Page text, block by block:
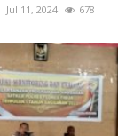
Jul 11, 2024 678